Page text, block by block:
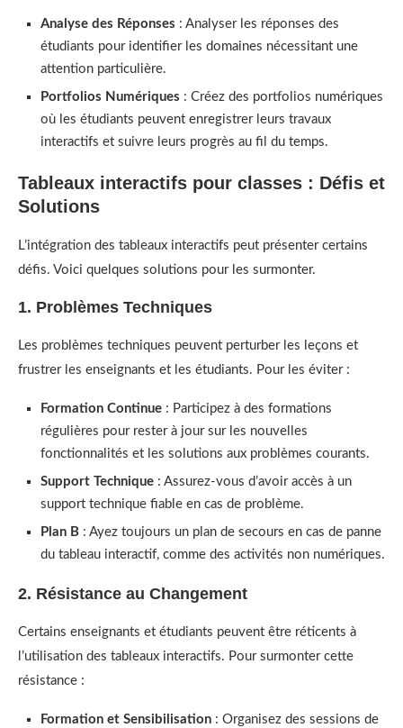
Analyse des Réponses : Analyser les réponses des
étudiants pour identifier les domaines nécessitant une
attention particulière.
Portfolios Numériques : Créez des portfolios numériques
où les étudiants peuvent enregistrer leurs travaux
interactifs et suivre leurs progrès au fil du temps.
Tableaux interactifs pour classes : Défis et
Solutions
L’intégration des tableaux interactifs peut présenter certains
défis. Voici quelques solutions pour les surmonter.
1. Problèmes Techniques
Les problèmes techniques peuvent perturber les leçons et
frustrer les enseignants et les étudiants. Pour les éviter :
Formation Continue : Participez à des formations
régulières pour rester à jour sur les nouvelles
fonctionnalités et les solutions aux problèmes courants.
Support Technique : Assurez-vous d’avoir accès à un
support technique fiable en cas de problème.
Plan B : Ayez toujours un plan de secours en cas de panne
du tableau interactif, comme des activités non numériques.
2. Résistance au Changement
Certains enseignants et étudiants peuvent être réticents à
l’utilisation des tableaux interactifs. Pour surmonter cette
résistance :
Formation et Sensibilisation : Organisez des sessions de